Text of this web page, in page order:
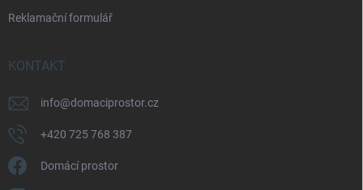
Reklamační formulář
KONTAKT
info@domaciprostor.cz
+420 725 768 387
Domácí prostor